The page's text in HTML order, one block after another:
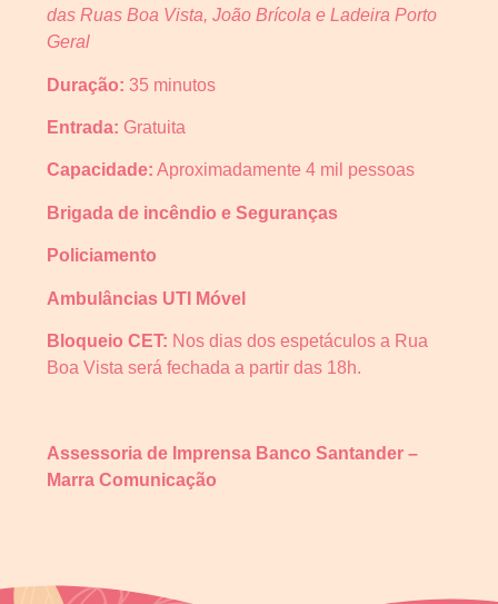
das Ruas Boa Vista, João Brícola e Ladeira Porto
Geral
Duração: 35 minutos
Entrada: Gratuita
Capacidade: Aproximadamente 4 mil pessoas
Brigada de incêndio e Seguranças
Policiamento
Ambulâncias UTI Móvel
Bloqueio CET: Nos dias dos espetáculos a Rua
Boa Vista será fechada a partir das 18h.
Assessoria de Imprensa Banco Santander –
Marra Comunicação